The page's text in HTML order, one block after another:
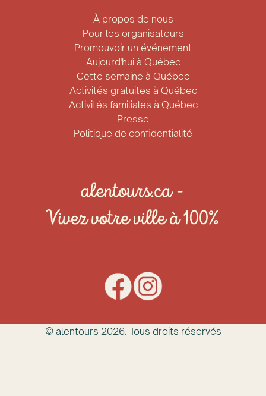
À propos de nous
Pour les organisateurs
Promouvoir un événement
Aujourd'hui à Québec
Cette semaine à Québec
Activités gratuites à Québec
Activités familiales à Québec
Presse
Politique de confidentialité
© alentours 2026. Tous droits réservés